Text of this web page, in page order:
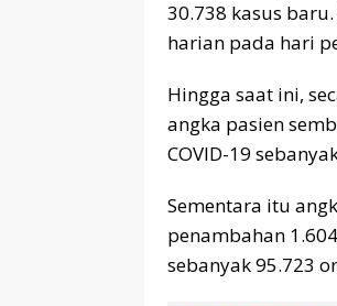
30.738 kasus
harian pada hari
Hingga saat ini,
angka pasien
COVID-19
Sementara itu
penambahan
sebanyak 95.723